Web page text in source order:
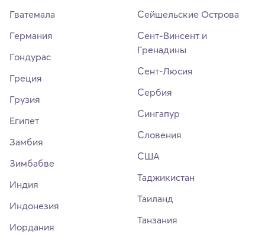
Гватемала
Германия
Гондурас
Греция
Грузия
Египет
Замбия
Зимбабве
Индия
Индонезия
Иордания
Сейшельские Острова
Сент-Винсент и
Гренадины
Сент-Люсия
Сербия
Сингапур
Словения
США
Таджикистан
Таиланд
Танзания